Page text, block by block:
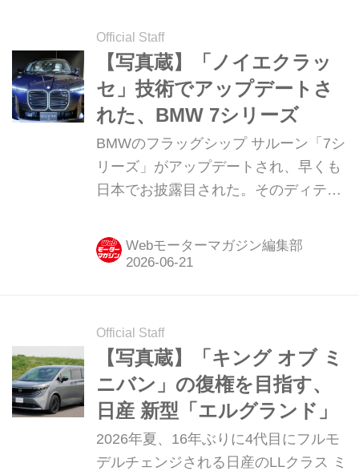
Official Staff
【写真蔵】「ノイエクラッ
セ」技術でアップデートさ
れた、BMW 7シリーズ
BMWのフラッグシップ サルーン「7シ
リーズ」がアップデートされ、早くも
日本でお披露目された。そのディテー
Webモーターマガジン編集部
Official Staff
【写真蔵】「キング オブ ミ
ニバン」の復権を目指す、
日産 新型「エルグランド」
2026年夏、16年ぶりに4代目にフルモ
デルチェンジされる日産のLLクラス ミ